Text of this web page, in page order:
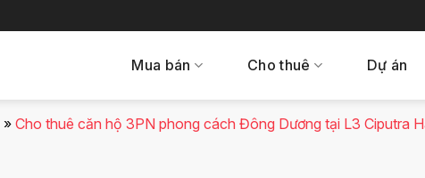
Mua bán Cho thuê Dự án
» Cho thuê căn hộ 3PN phong cách Đông Dương tại L3 Ciputra